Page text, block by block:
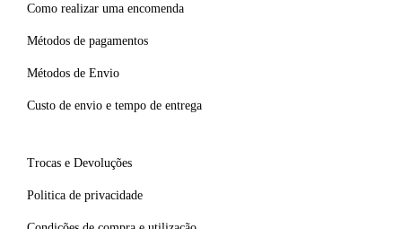
Como realizar uma encomenda
Métodos de pagamentos
Métodos de Envio
Custo de envio e tempo de entrega
Trocas e Devoluções
Politica de privacidade